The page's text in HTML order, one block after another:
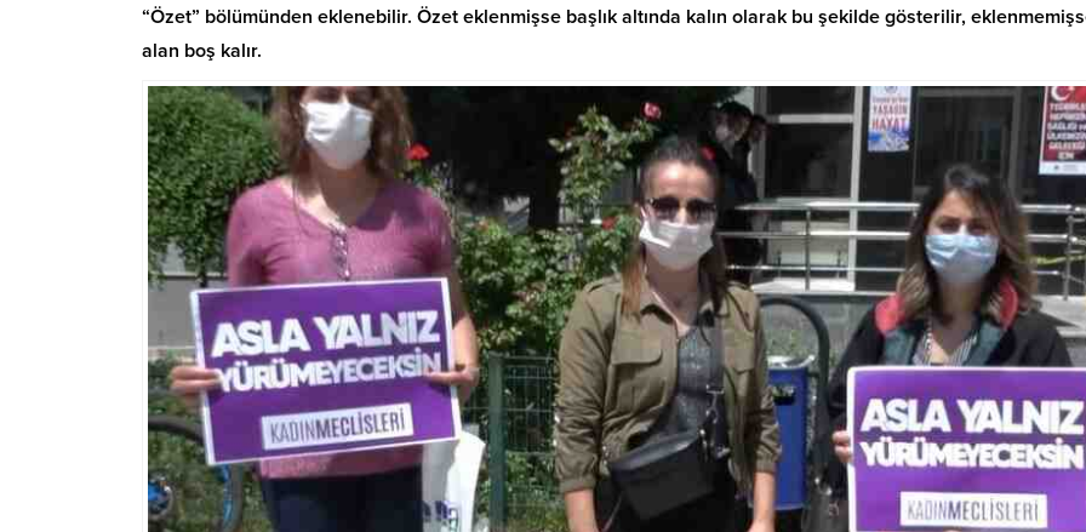
“Özet” bölümünden eklenebilir. Özet eklenmişse başlık altında kalın olarak bu şekilde gösterilir,
alan boş kalır.